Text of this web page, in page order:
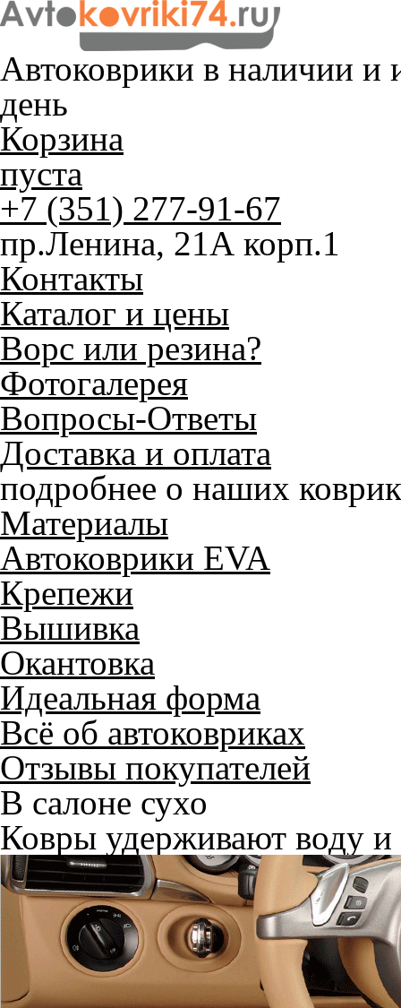
Автоковрики в наличии и
день
Корзина
пуста
+7 (351) 277-91-67
пр.Ленина, 21А корп.1
Контакты
Каталог и цены
Ворс или резина?
Фотогалерея
Вопросы-Ответы
Доставка и оплата
подробнее о наших
Материалы
Автоковрики EVA
Крепежи
Вышивка
Окантовка
Идеальная форма
Всё об автоковриках
Отзывы покупателей
В салоне сухо
Ковры удерживают воду и